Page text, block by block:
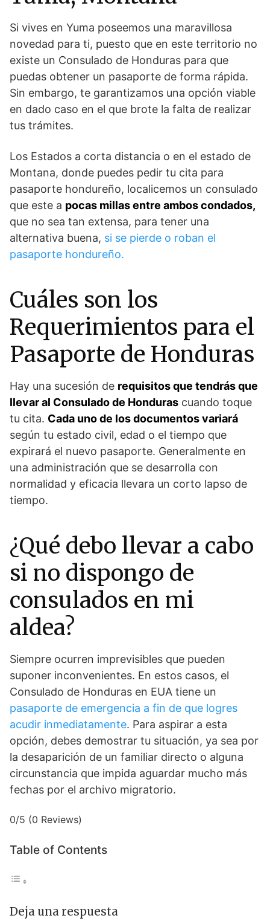
Si vives en Yuma poseemos una maravillosa
novedad para ti, puesto que en este territorio no
existe un Consulado de Honduras para que
puedas obtener un pasaporte de forma rápida.
Sin embargo, te garantizamos una opción viable
en dado caso en el que brote la falta de realizar
tus trámites.
Los Estados a corta distancia o en el estado de
Montana, donde puedes pedir tu cita para
pasaporte hondureño, localicemos un consulado
que este a pocas millas entre ambos condados,
que no sea tan extensa, para tener una
alternativa buena, si se pierde o roban el
pasaporte hondureño.
Cuáles son los
Requerimientos para el
Pasaporte de Honduras
Hay una sucesión de requisitos que tendrás que
llevar al Consulado de Honduras cuando toque
tu cita. Cada uno de los documentos variará
según tu estado civil, edad o el tiempo que
expirará el nuevo pasaporte. Generalmente en
una administración que se desarrolla con
normalidad y eficacia llevara un corto lapso de
tiempo.
¿Qué debo llevar a cabo
si no dispongo de
consulados en mi
aldea?
Siempre ocurren imprevisibles que pueden
suponer inconvenientes. En estos casos, el
Consulado de Honduras en EUA tiene un
pasaporte de emergencia a fin de que logres
acudir inmediatamente. Para aspirar a esta
opción, debes demostrar tu situación, ya sea por
la desaparición de un familiar directo o alguna
circunstancia que impida aguardar mucho más
fechas por el archivo migratorio.
0/5 (0 Reviews)
Table of Contents
Deja una respuesta